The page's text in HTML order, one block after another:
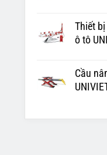
Thiết
ô tô
Cầu